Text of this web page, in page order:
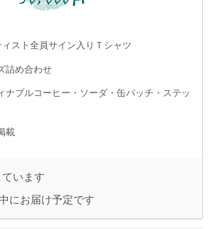
ィスト全員サイン入りＴシャツ
詰め合わせ
ナブルコーヒー・ソーダ・缶バッチ・ステッ
載
います
にお届け予定です